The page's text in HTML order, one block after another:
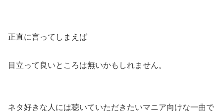
正直に言ってしまえば
目立って良いところは無いかもしれません。
ネタ好きな人には聴いていただきたいマニア向けな一曲で